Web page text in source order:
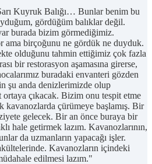
Kuyruk Balığı… Bunlar benim bu
gördüğüm balıklar değil.
burada bizim görmediğimiz.
ama birçoğunu ne gördük ne duyduk.
olduğunu tahmin ettiğimiz çok fazla
bir restorasyon aşamasına girerse,
buradaki envanteri gözden
şu anda denizlerimizde olup
ortaya çıkacak. Bizim onu tespit etme
kavanozlarda çürümeye başlamış. Bir
gelecek. Bir an önce buraya bir
hale getirmek lazım. Kavanozlarının,
da uzmanların yapacağı işler.
Kavanozların içindeki
edilmesi lazım."